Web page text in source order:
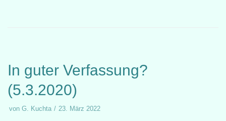
In guter Verfassung?
(5.3.2020)
von G. Kuchta 23. März 2022